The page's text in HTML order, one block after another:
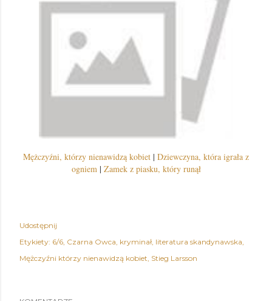
Mężczyźni, którzy nienawidzą kobiet | Dziewczyna, która igrała z
ogniem| Zamek z piasku, który runął
Udostępnij
Etykiety: 6/6 Czarna Owca kryminał literatura skandynawska
Mężczyźni którzy nienawidzą kobiet Stieg Larsson